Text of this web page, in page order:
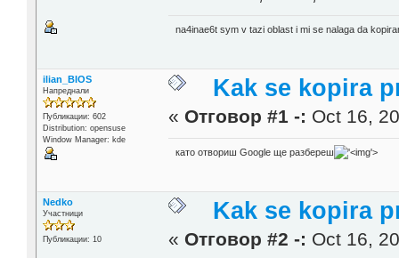
na4inae6t sym v tazi oblast i mi se nalaga da
ilian_BIOS
Напреднали
Публикации: 602
Distribution: opensuse
Window Manager: kde
Kak se kopira
« Отговор #1 -: Oct 16,
като отвориш Google ще разбереш '>
Nedko
Участници
Публикации: 10
Kak se kopira
« Отговор #2 -: Oct 16,